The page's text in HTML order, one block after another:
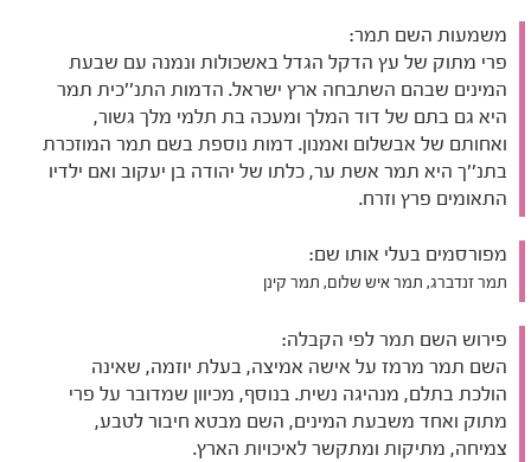
משמעות השם תמר:
פרי מתוק של עץ הדקל הגדל באשכולות ונמנה עם שבעת
המינים שבהם השתבחה ארץ ישראל. הדמות התנ''כית תמר
היא גם בתם של דוד המלך ומעכה בת תלמי מלך גשור,
ואחותם של אבשלום ואמנון. דמות נוספת בשם תמר המוזכרת
בתנ''ך היא תמר אשת ער, כלתו של יהודה בן יעקוב ואם ילדיו
התאומים פרץ וזרח.
מפורסמים בעלי אותו שם:
תמר זנדברג, תמר איש שלום, תמר קינן
פירוש השם תמר לפי הקבלה:
השם תמר מרמז על אישה אמיצה, בעלת יוזמה, שאינה
הולכת בתלם, מנהיגה נשית. בנוסף, מכיוון שמדובר על פרי
מתוק ואחד משבעת המינים, השם מבטא חיבור לטבע,
צמיחה, מתיקות ומתקשר לאיכויות הארץ.